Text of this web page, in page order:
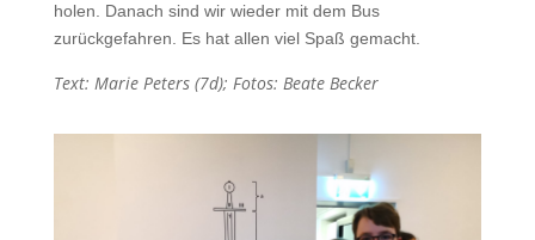
holen. Danach sind wir wieder mit dem Bus
zurückgefahren. Es hat allen viel Spaß gemacht.
Text: Marie Peters (7d); Fotos: Beate Becker